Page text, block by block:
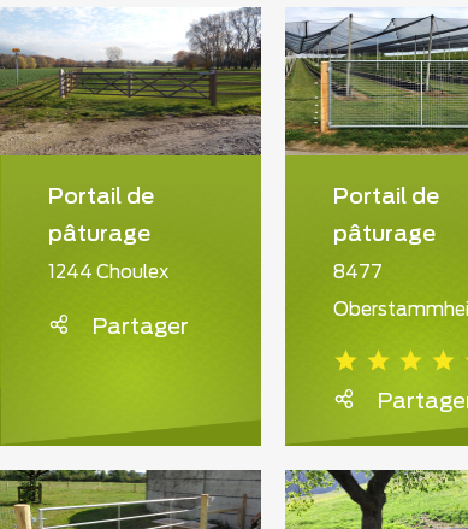
Portail de
pâturage
1244 Choulex
Partager
Portail de
pâturage
8477